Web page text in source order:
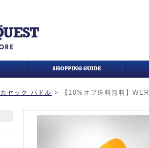
カヤック パドル > 【10%オフ送料無料】